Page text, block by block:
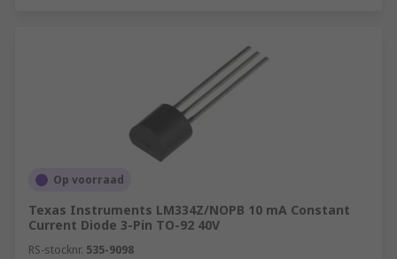
Op voorraad
Texas Instruments LM334Z/NOPB 10 mA Constant
Current Diode 3-Pin TO-92 40V
RS-stocknr. 535-9098